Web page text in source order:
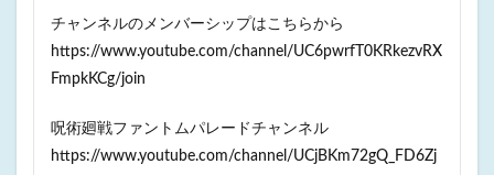
チャンネルのメンバーシップはこちらから
https://www.youtube.com/channel/UC6pwrfT0KRkezvRX
FmpkKCg/join
呪術廻戦ファントムパレードチャンネル
https://www.youtube.com/channel/UCjBKm72gQ_FD6Zj